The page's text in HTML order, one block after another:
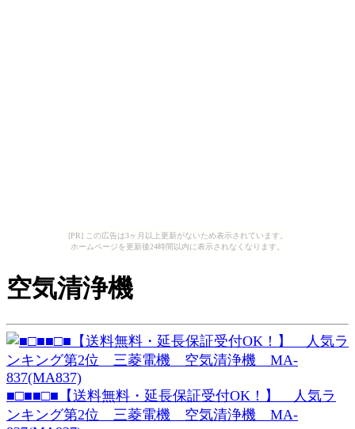
[PR] この広告は3ヶ月以上更新がないため表示されています。
ホームページを更新後24時間以内に表示されなくなります。
空気清浄機
■□■■□■【送料無料・延長保証受付OK！】 人気ラ
ンキング第2位 三菱電機 空気清浄機 MA-